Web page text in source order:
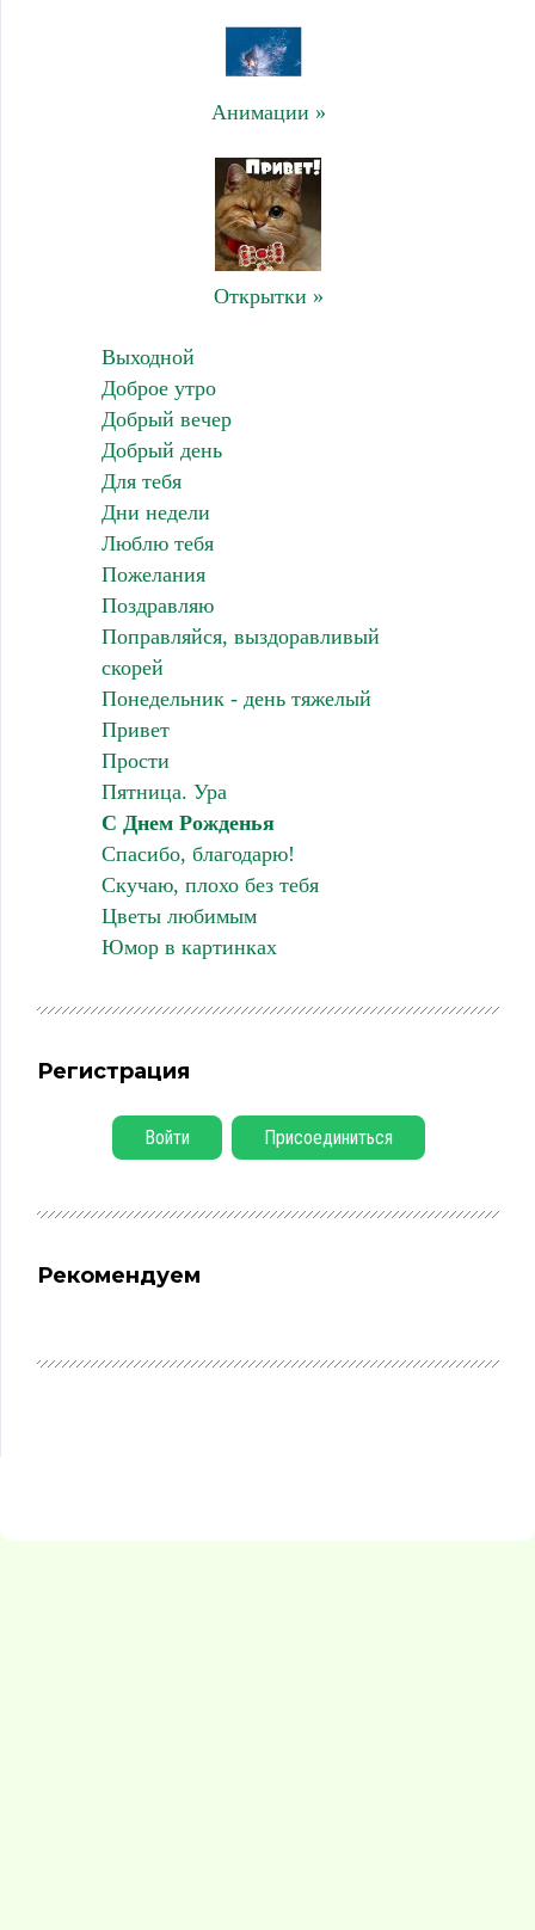
Анимации »
Открытки »
Выходной
Доброе утро
Добрый вечер
Добрый день
Для тебя
Дни недели
Люблю тебя
Пожелания
Поздравляю
Поправляйся, выздоравливый
скорей
Понедельник - день тяжелый
Привет
Прости
Пятница. Ура
С Днем Рожденья
Спасибо, благодарю!
Скучаю, плохо без тебя
Цветы любимым
Юмор в картинках
Регистрация
Войти Присоединиться
Рекомендуем